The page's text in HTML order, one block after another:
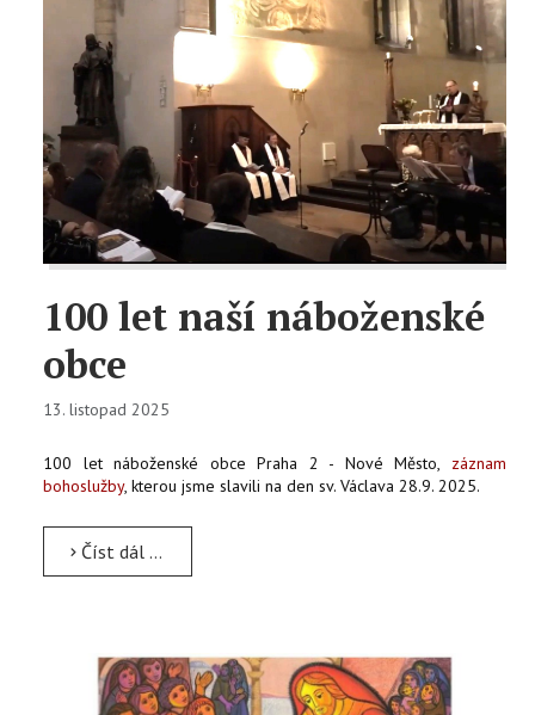
AKTIVITY
KOLUMBÁRIUM
KALENDÁŘ
KONTAKTY
EN
100 let naší náboženské
obce
13. listopad 2025
100 let náboženské obce Praha 2 - Nové Město, záznam
bohoslužby, kterou jsme slavili na den sv. Václava 28.9. 2025.
Číst dál …